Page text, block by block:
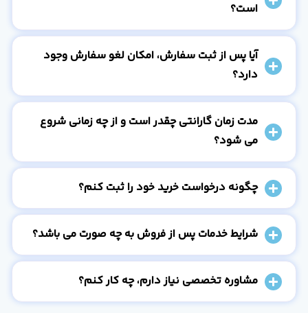
است؟
آیا پس از ثبت سفارش، امکان لغو سفارش وجود
دارد؟
مدت زمان گارانتی چقدر است و از چه زمانی شروع
می شود؟
چگونه درخواست خرید خود را ثبت کنم؟
شرایط خدمات پس از فروش به چه صورت می باشد؟
مشاوره تخصصی نیاز دارم، چه کار کنم؟